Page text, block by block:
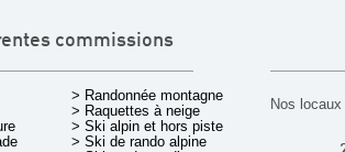
commissions
> Randonnée montagne
> Raquettes à neige
> Ski alpin et hors piste
> Ski de rando alpine
Nos